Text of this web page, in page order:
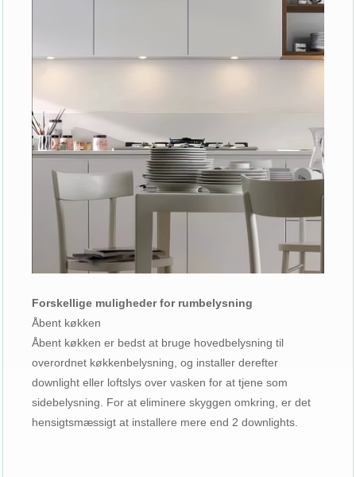
Forskellige muligheder for rumbelysning
Åbent køkken
Åbent køkken er bedst at bruge hovedbelysning til
overordnet køkkenbelysning, og installer derefter
downlight eller loftslys over vasken for at tjene som
sidebelysning. For at eliminere skyggen omkring, er det
hensigtsmæssigt at installere mere end 2 downlights.